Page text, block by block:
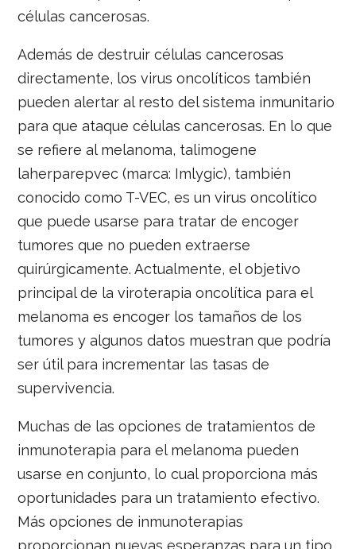
células cancerosas.
Además de destruir células cancerosas
directamente, los virus oncolíticos también
pueden alertar al resto del sistema inmunitario
para que ataque células cancerosas. En lo que
se refiere al melanoma, talimogene
laherparepvec (marca: Imlygic), también
conocido como T-VEC, es un virus oncolítico
que puede usarse para tratar de encoger
tumores que no pueden extraerse
quirúrgicamente. Actualmente, el objetivo
principal de la viroterapia oncolítica para el
melanoma es encoger los tamaños de los
tumores y algunos datos muestran que podría
ser útil para incrementar las tasas de
supervivencia.
Muchas de las opciones de tratamientos de
inmunoterapia para el melanoma pueden
usarse en conjunto, lo cual proporciona más
oportunidades para un tratamiento efectivo.
Más opciones de inmunoterapias
proporcionan nuevas esperanzas para un tipo